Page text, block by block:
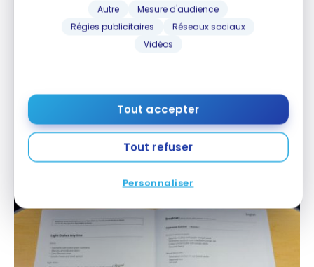
Autre
Mesure d'audience
Régies publicitaires
Réseaux sociaux
Vidéos
Tout accepter
Tout refuser
Personnaliser